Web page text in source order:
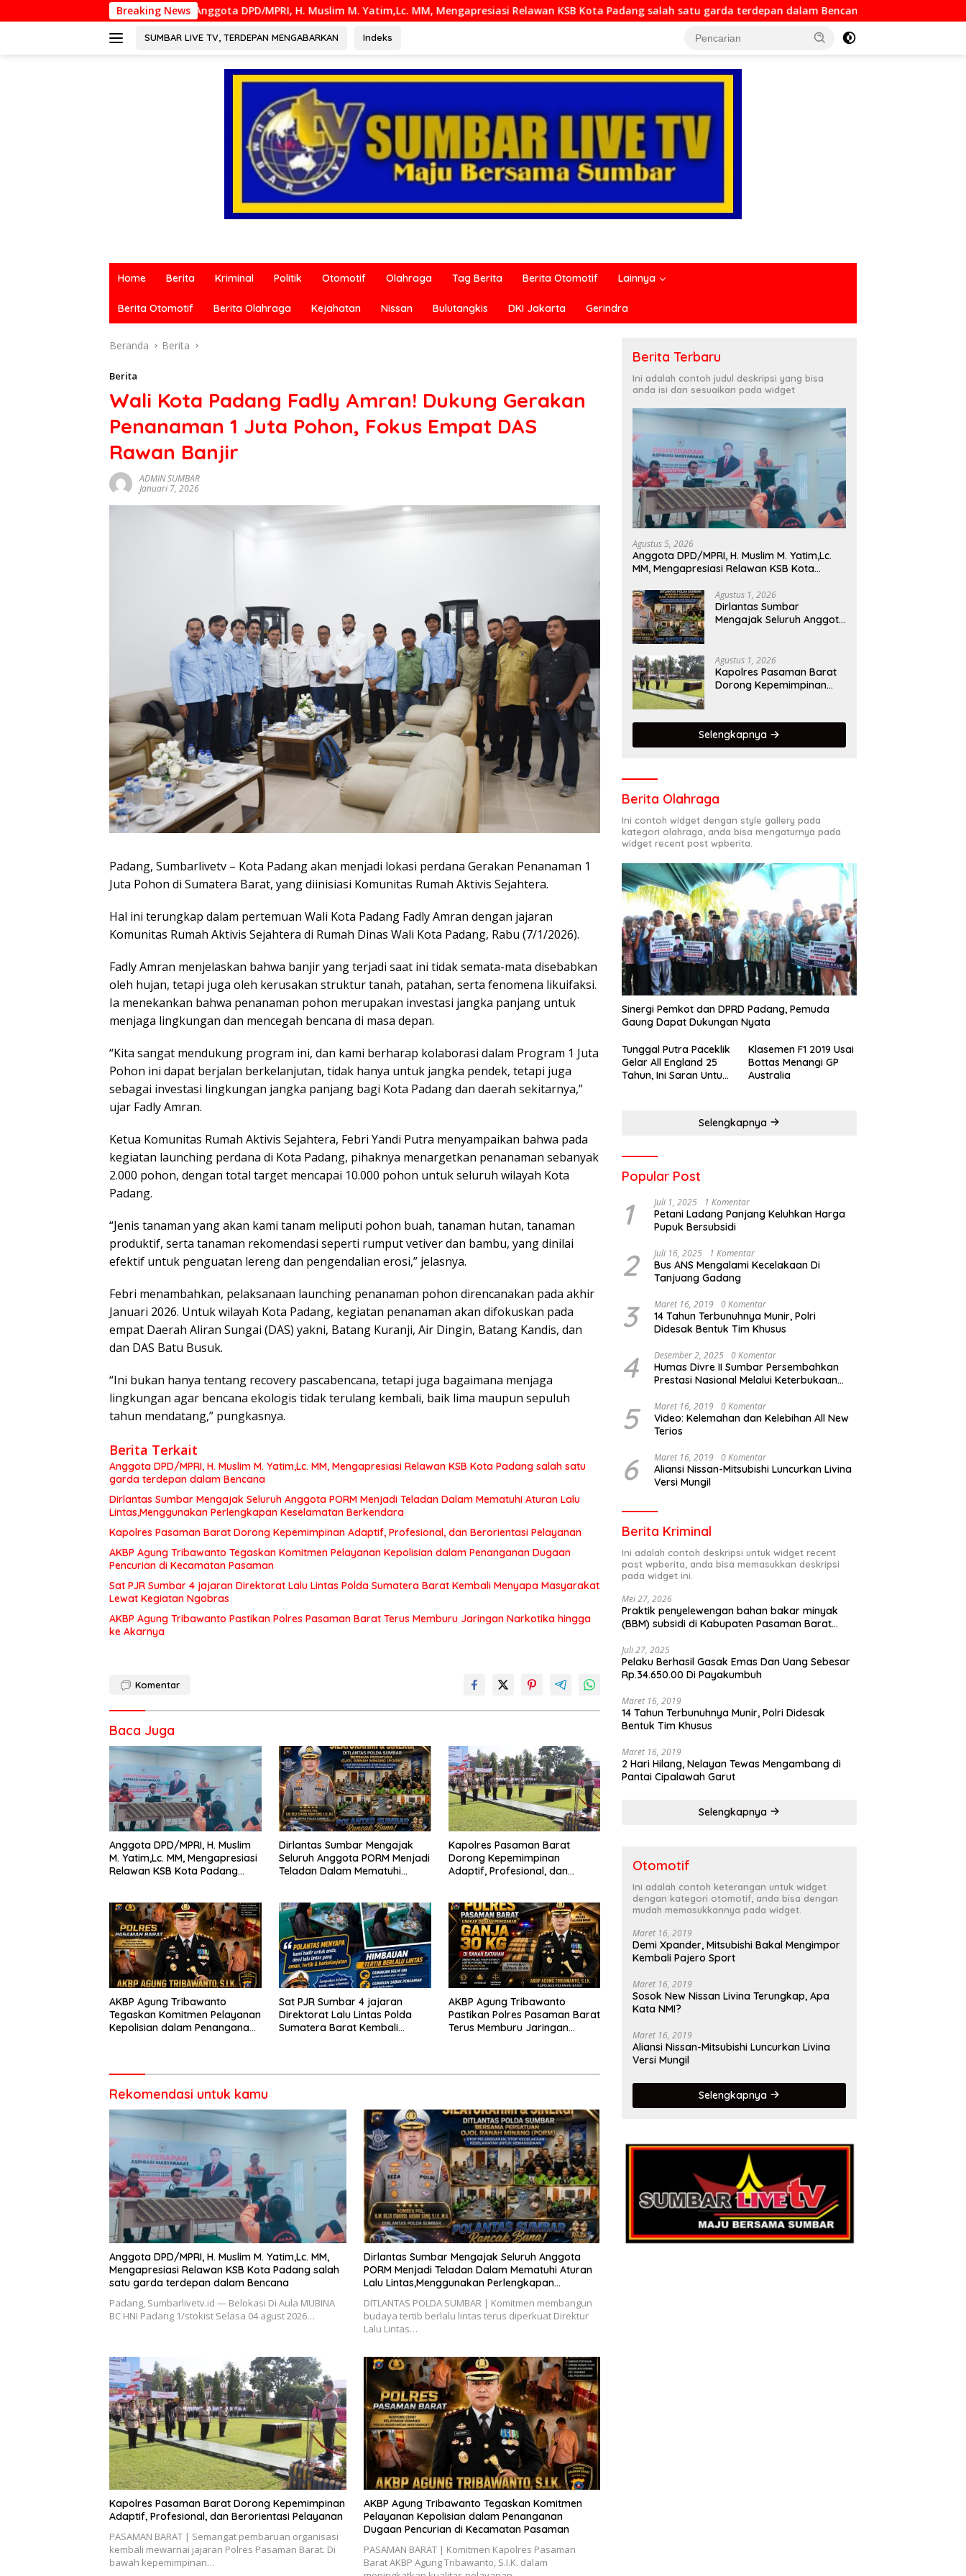
ke
Breaking News
Anggota DPD/MPRI, H. Muslim M. Yatim,Lc. MM, Mengapresiasi Relawan KSB Kota Padang salah satu garda terdepan dalam Bencana Dirlantas Sumbar Mengajak Seluruh
SUMBAR LIVE TV, TERDEPAN MENGABARKAN Indeks
terkini
berbagai
indonesia
dari
politik,
mapun
budaya
serta
berita
terbaru
lainnya
Home Berita Kriminal Politik Otomotif Olahraga Tag Berita Berita Otomotif Lainnya
Berita Otomotif Berita Olahraga Kejahatan Nissan Bulutangkis DKI Jakarta Gerindra
Beranda Berita
Berita
Wali Kota Padang Fadly Amran! Dukung Gerakan
Penanaman 1 Juta Pohon, Fokus Empat DAS
Rawan Banjir
ADMIN SUMBAR
Januari 7, 2026
Padang, Sumbarlivetv – Kota Padang akan menjadi lokasi perdana Gerakan Penanaman 1
Juta Pohon di Sumatera Barat, yang diinisiasi Komunitas Rumah Aktivis Sejahtera.
Hal ini terungkap dalam pertemuan Wali Kota Padang Fadly Amran dengan jajaran
Komunitas Rumah Aktivis Sejahtera di Rumah Dinas Wali Kota Padang, Rabu (7/1/2026).
Fadly Amran menjelaskan bahwa banjir yang terjadi saat ini tidak semata-mata disebabkan
oleh hujan, tetapi juga oleh kerusakan struktur tanah, patahan, serta fenomena likuifaksi.
Ia menekankan bahwa penanaman pohon merupakan investasi jangka panjang untuk
menjaga lingkungan dan mencegah bencana di masa depan.
“Kita sangat mendukung program ini, dan kami berharap kolaborasi dalam Program 1 Juta
Pohon ini dapat berjalan berkelanjutan, tidak hanya untuk jangka pendek, tetapi juga
sebagai investasi lingkungan jangka panjang bagi Kota Padang dan daerah sekitarnya,”
ujar Fadly Amran.
Ketua Komunitas Rumah Aktivis Sejahtera, Febri Yandi Putra menyampaikan bahwa pada
kegiatan launching perdana di Kota Padang, pihaknya menargetkan penanaman sebanyak
2.000 pohon, dengan total target mencapai 10.000 pohon untuk seluruh wilayah Kota
Padang.
“Jenis tanaman yang akan kami tanam meliputi pohon buah, tanaman hutan, tanaman
produktif, serta tanaman rekomendasi seperti rumput vetiver dan bambu, yang dinilai
efektif untuk penguatan lereng dan pengendalian erosi,” jelasnya.
Febri menambahkan, pelaksanaan launching penanaman pohon direncanakan pada akhir
Januari 2026. Untuk wilayah Kota Padang, kegiatan penanaman akan difokuskan pada
empat Daerah Aliran Sungai (DAS) yakni, Batang Kuranji, Air Dingin, Batang Kandis, dan
dan DAS Batu Busuk.
“Ini bukan hanya tentang recovery pascabencana, tetapi juga bagaimana menjaga
lingkungan agar bencana ekologis tidak terulang kembali, baik lima maupun sepuluh
tahun mendatang,” pungkasnya.
Berita Terkait
Anggota DPD/MPRI, H. Muslim M. Yatim,Lc. MM, Mengapresiasi Relawan KSB Kota Padang salah satu
garda terdepan dalam Bencana
Dirlantas Sumbar Mengajak Seluruh Anggota PORM Menjadi Teladan Dalam Mematuhi Aturan Lalu
Lintas,Menggunakan Perlengkapan Keselamatan Berkendara
Kapolres Pasaman Barat Dorong Kepemimpinan Adaptif, Profesional, dan Berorientasi Pelayanan
AKBP Agung Tribawanto Tegaskan Komitmen Pelayanan Kepolisian dalam Penanganan Dugaan
Pencurian di Kecamatan Pasaman
Sat PJR Sumbar 4 jajaran Direktorat Lalu Lintas Polda Sumatera Barat Kembali Menyapa Masyarakat
Lewat Kegiatan Ngobras
AKBP Agung Tribawanto Pastikan Polres Pasaman Barat Terus Memburu Jaringan Narkotika hingga
ke Akarnya
Komentar
Baca Juga
Anggota DPD/MPRI, H. Muslim
M. Yatim,Lc. MM, Mengapresiasi
Relawan KSB Kota Padang
Dirlantas Sumbar Mengajak
Seluruh Anggota PORM Menjadi
Teladan Dalam Mematuhi
Perlengkapan Keselamatan
Berkendara
Kapolres Pasaman Barat
Dorong Kepemimpinan
Adaptif, Profesional, dan
AKBP Agung Tribawanto
Tegaskan Komitmen Pelayanan
Kepolisian dalam Penanganan
Sat PJR Sumbar 4 jajaran
Direktorat Lalu Lintas Polda
Sumatera Barat Kembali
AKBP Agung Tribawanto
Pastikan Polres Pasaman Barat
Terus Memburu Jaringan
Rekomendasi untuk kamu
Anggota DPD/MPRI, H. Muslim M. Yatim,Lc. MM,
Mengapresiasi Relawan KSB Kota Padang salah
satu garda terdepan dalam Bencana
Padang, Sumbarlivetv.id — Belokasi Di Aula MUBINA
BC HNI Padang 1/stokist Selasa 04 agust 2026…
Dirlantas Sumbar Mengajak Seluruh Anggota
PORM Menjadi Teladan Dalam Mematuhi Aturan
Lalu Lintas,Menggunakan Perlengkapan
DITLANTAS POLDA SUMBAR | Komitmen membangun
budaya tertib berlalu lintas terus diperkuat Direktur
Lalu Lintas…
Kapolres Pasaman Barat Dorong Kepemimpinan
Adaptif, Profesional, dan Berorientasi Pelayanan
PASAMAN BARAT | Semangat pembaruan organisasi
kembali mewarnai jajaran Polres Pasaman Barat. Di
bawah kepemimpinan…
AKBP Agung Tribawanto Tegaskan Komitmen
Pelayanan Kepolisian dalam Penanganan
Dugaan Pencurian di Kecamatan Pasaman
PASAMAN BARAT | Komitmen Kapolres Pasaman
Barat AKBP Agung Tribawanto, S.I.K. dalam
Berita Terbaru
Ini adalah contoh judul deskripsi yang bisa
anda isi dan sesuaikan pada widget
Agustus 5, 2026
Anggota DPD/MPRI, H. Muslim M. Yatim,Lc.
MM, Mengapresiasi Relawan KSB Kota
Bencana
Agustus 1, 2026
Dirlantas Sumbar
Mengajak Seluruh Anggota
Lalu Lintas,Menggunakan
Perlengkapan
Keselamatan Berkendara
Agustus 1, 2026
Kapolres Pasaman Barat
Dorong Kepemimpinan
Selengkapnya
Berita Olahraga
Ini contoh widget dengan style gallery pada
kategori olahraga, anda bisa mengaturnya pada
widget recent post wpberita.
Sinergi Pemkot dan DPRD Padang, Pemuda
Gaung Dapat Dukungan Nyata
Tunggal Putra Paceklik
Gelar All England 25
Tahun, Ini Saran Untuk
Klasemen F1 2019 Usai
Bottas Menangi GP
Australia
Selengkapnya
Popular Post
1 Juli 1, 2025 1 Komentar
Petani Ladang Panjang Keluhkan Harga
Pupuk Bersubsidi
2 Juli 16, 2025 1 Komentar
Bus ANS Mengalami Kecelakaan Di
Tanjuang Gadang
3 Maret 16, 2019 0 Komentar
14 Tahun Terbunuhnya Munir, Polri
Didesak Bentuk Tim Khusus
4 Desember 2, 2025 0 Komentar
Humas Divre II Sumbar Persembahkan
Prestasi Nasional Melalui Keterbukaan
5 Maret 16, 2019 0 Komentar
Video: Kelemahan dan Kelebihan All New
Terios
6 Maret 16, 2019 0 Komentar
Aliansi Nissan-Mitsubishi Luncurkan Livina
Versi Mungil
Berita Kriminal
Ini adalah contoh deskripsi untuk widget recent
post wpberita, anda bisa memasukkan deskripsi
pada widget ini.
Mei 27, 2026
Praktik penyelewengan bahan bakar minyak
(BBM) subsidi di Kabupaten Pasaman Barat
Juli 27, 2025
Pelaku Berhasil Gasak Emas Dan Uang Sebesar
Rp.34.650.00 Di Payakumbuh
Maret 16, 2019
14 Tahun Terbunuhnya Munir, Polri Didesak
Bentuk Tim Khusus
Maret 16, 2019
2 Hari Hilang, Nelayan Tewas Mengambang di
Pantai Cipalawah Garut
Selengkapnya
Otomotif
Ini adalah contoh keterangan untuk widget
dengan kategori otomotif, anda bisa dengan
mudah memasukkannya pada widget.
Maret 16, 2019
Demi Xpander, Mitsubishi Bakal Mengimpor
Kembali Pajero Sport
Maret 16, 2019
Sosok New Nissan Livina Terungkap, Apa
Kata NMI?
Maret 16, 2019
Aliansi Nissan-Mitsubishi Luncurkan Livina
Versi Mungil
Selengkapnya